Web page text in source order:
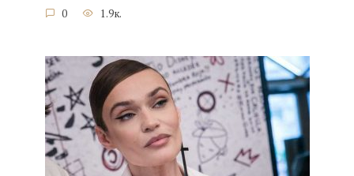
0 1.9к.